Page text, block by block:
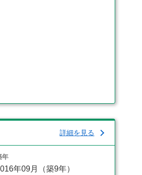
詳細を見る
年
年09月（築9年）